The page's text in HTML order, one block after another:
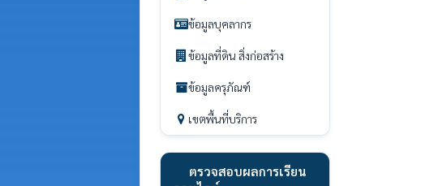
ข้อมูลบุคลากร
ข้อมูลที่ดิน สิ่งก่อสร้าง
ข้อมูลครุภัณฑ์
เขตพื้นที่บริการ
ตรวจสอบผลการเรียน